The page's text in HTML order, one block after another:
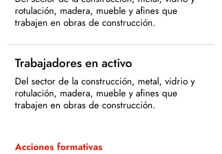
rotulación, madera, mueble y afines que
trabajen en obras de construcción.
Trabajadores en activo
Del sector de la construcción, metal, vidrio y
rotulación, madera, mueble y afines que
trabajen en obras de construcción.
Acciones formativas